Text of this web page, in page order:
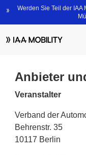
Anbieter
Veranstalter
Verband der
Behrenstr. 35
10117 Berlin